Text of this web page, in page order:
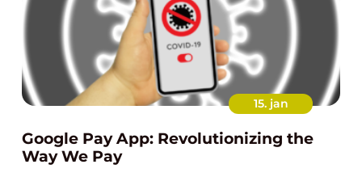
15. jan
Google Pay App: Revolutionizing the
Way We Pay